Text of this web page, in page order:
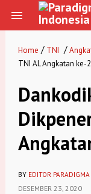
Home / TNI /
TNI AL Angkatan ke-
BY EDITOR PARADIGMA
DESEMBER 23, 2020